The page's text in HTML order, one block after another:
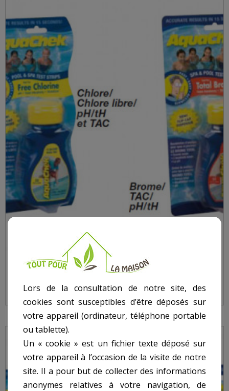
TESTEUR AQUACHEK JAUNE 50 BANDELETTES
(CHLORE
Lors de la consultation de notre site, des
cookies sont susceptibles d’être déposés sur
votre appareil (ordinateur, téléphone portable
ou tablette).
Un « cookie » est un fichier texte déposé sur
votre appareil à l’occasion de la visite de notre
site. Il a pour but de collecter des informations
anonymes relatives à votre navigation, de